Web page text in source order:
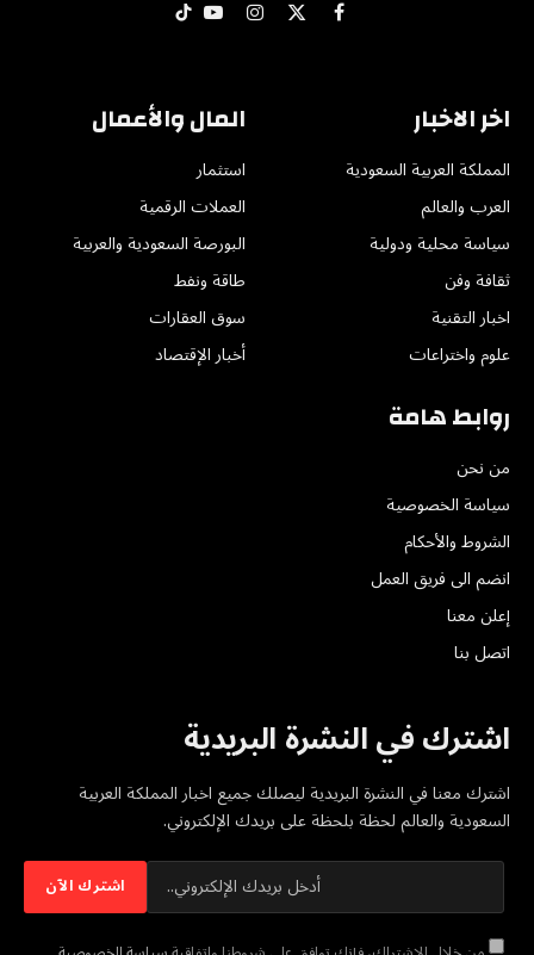
فيسبوك
X الانستغراميوتيوبتيكتوك
اخر الاخبار
المملكة العربية السعودية
العرب والعالم
سياسة محلية ودولية
ثقافة وفن
اخبار التقنية
علوم واختراعات
المال والأعمال
استثمار
العملات الرقمية
البورصة السعودية والعربية
طاقة ونفط
سوق العقارات
أخبار الإقتصاد
روابط هامة
من نحن
سياسة الخصوصية
الشروط والأحكام
انضم الى فريق العمل
إعلن معنا
اتصل بنا
اشترك في النشرة البريدية
اشترك معنا في النشرة البريدية ليصلك جميع اخبار المملكة العربية
السعودية والعالم لحظة بلحظة على بريدك الإلكتروني.